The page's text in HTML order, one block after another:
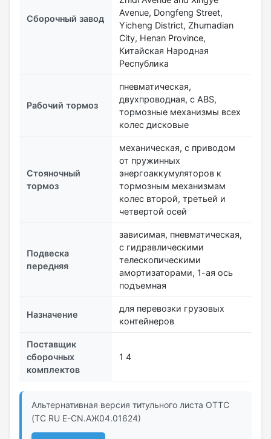
Сборочный завод
Avenue, Dongfeng Street,
Yicheng District, Zhumadian
City, Henan Province,
Китайская Народная
Республика
Рабочий тормоз
пневматическая,
двухпроводная, с ABS,
тормозные механизмы всех
колес дисковые
Стояночный
тормоз
механическая, с приводом
от пружинных
энергоаккумуляторов к
тормозным механизмам
колес второй, третьей и
четвертой осей
Подвеска
передняя
зависимая, пневматическая,
с гидравлическими
телескопическими
амортизаторами, 1-ая ось
подъемная
Назначение
для перевозки грузовых
контейнеров
Поставщик
сборочных
комплектов
1 4
Альтернативная версия титульного листа ОТТС
(ТС RU Е-CN.АЖ04.01624)